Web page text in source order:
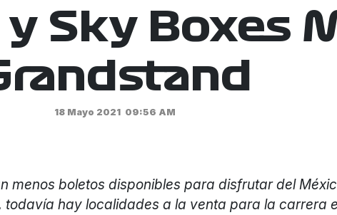
y Sky Boxes
18 Mayo 2021 09:56 AM
menos boletos disponibles para disfrutar del
todavía hay localidades a la venta para la carrera